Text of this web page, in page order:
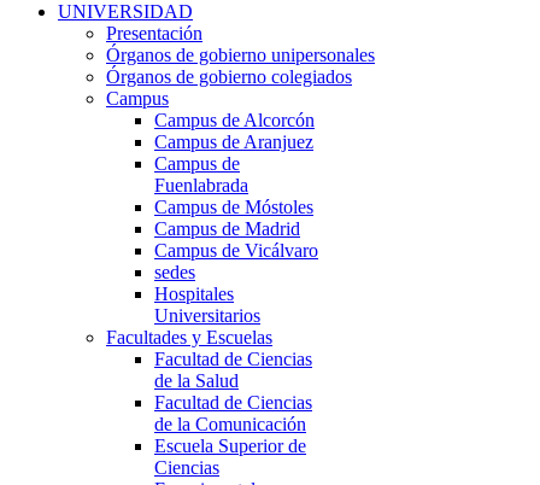
UNIVERSIDAD
Presentación
Órganos de gobierno unipersonales
Órganos de gobierno colegiados
Campus
Campus de Alcorcón
Campus de Aranjuez
Campus de
Fuenlabrada
Campus de Móstoles
Campus de Madrid
Campus de Vicálvaro
sedes
Hospitales
Universitarios
Facultades y Escuelas
Facultad de Ciencias
de la Salud
Facultad de Ciencias
de la Comunicación
Escuela Superior de
Ciencias